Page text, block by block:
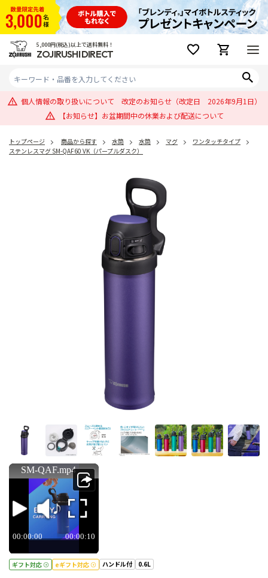
5,000円(税込)以上で送料無料！
ZOJIRUSHI DIRECT
個人情報の取り扱いについて 改定のお知らせ（改定日 2026年9月1日）
【お知らせ】お盆期間中の休業および配送について
トップページ 商品から探す 水筒 水筒 マグ
ワンタッチタイプ
ステンレスマグ SM-QAF60 VK（パープルダスク）
ギフト対応 eギフト対応 ハンドル付 0.6L